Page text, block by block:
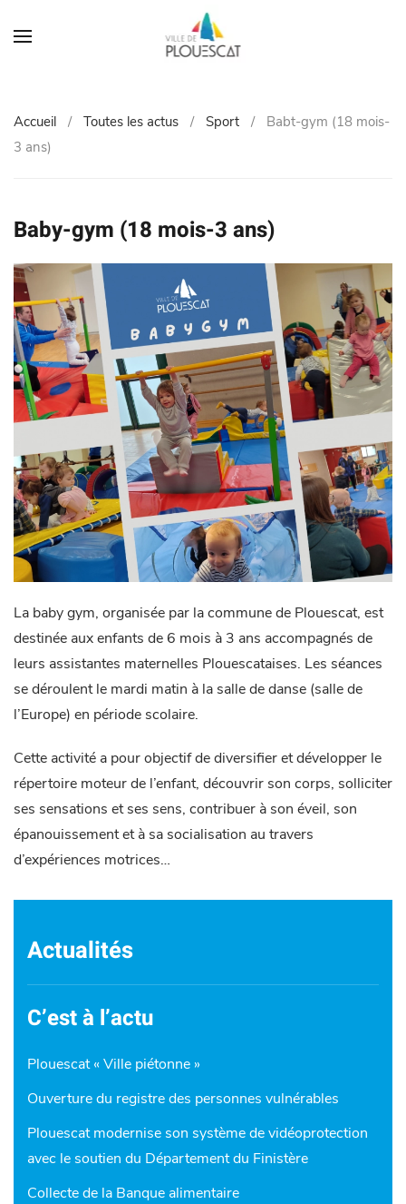
Accueil Toutes les actus Sport
Babt-gym (18 mois-
3 ans)
Baby-gym (18 mois-3 ans)
La baby gym, organisée par la commune de Plouescat, est
destinée aux enfants de 6 mois à 3 ans accompagnés de
leurs assistantes maternelles Plouescataises. Les séances
se déroulent le mardi matin à la salle de danse (salle de
l’Europe) en période scolaire.
Cette activité a pour objectif de diversifier et développer le
répertoire moteur de l’enfant, découvrir son corps, solliciter
ses sensations et ses sens, contribuer à son éveil, son
épanouissement et à sa socialisation au travers
d’expériences motrices…
Actualités
C’est à l’actu
Plouescat « Ville piétonne »
Ouverture du registre des personnes vulnérables
Plouescat modernise son système de vidéoprotection
avec le soutien du Département du Finistère
Collecte de la Banque alimentaire